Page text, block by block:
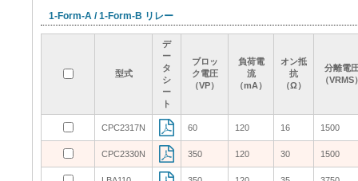
1-Form-A / 1-Form-B リレー
型式
デ
ー
タ
シ
ー
ト
ブロッ
ク電圧
（VP）
負荷電
流
（mA）
オン抵
抗
（Ω）
分離電
（VRMS
型式
デ
ー
タ
シ
ー
ト
ブロッ
ク電圧
（VP）
負荷電
流
（mA）
オン抵
抗
（Ω）
分離電
（VRMS
型式
デ
ー
タ
シ
ー
ト
ブロッ
ク電圧
（VP）
負荷電
流
（mA）
オン抵
抗
（Ω）
分離電
（VRMS
CPC2317N 60 120 16 1500
CPC2330N 350 120 30 1500
型式
デ
ー
タ
シ
ー
ト
ブロッ
ク電圧
（VP）
負荷電
流
（mA）
オン抵
抗
（Ω）
分離電
（VRMS
CPC2317N 60 120 16 1500
CPC2330N 350 120 30 1500